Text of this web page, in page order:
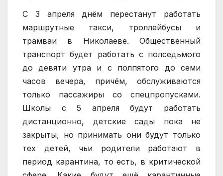
С 3 апреля днём перестанут работать
маршрутные такси, троллейбусы и
трамваи в Николаеве. Общественный
транспорт будет работать с полседьмого
до девяти утра и с полпятого до семи
часов вечера, причём, обслуживаются
только пассажиры со спецпропусками.
Школы с 5 апреля будут работать
дистанционно, детские сады пока не
закрыты, но принимать они будут только
тех детей, чьи родители работают в
период карантина, то есть, в критической